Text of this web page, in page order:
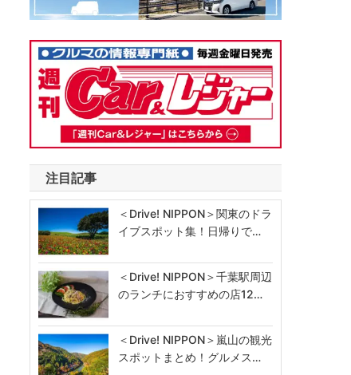
注目記事
＜Drive! NIPPON＞関東のドラ
イブスポット集！日帰りで…
＜Drive! NIPPON＞千葉駅周辺
のランチにおすすめの店12…
＜Drive! NIPPON＞嵐山の観光
スポットまとめ！グルメス…